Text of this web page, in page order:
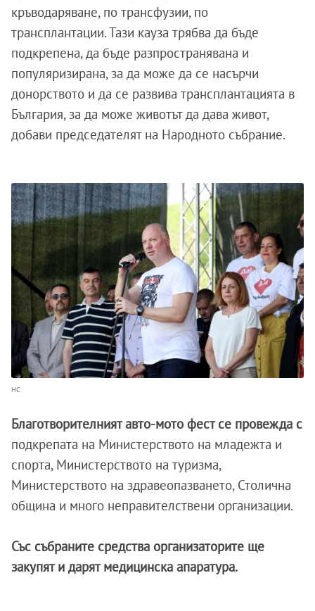
кръводаряване, по трансфузии, по
трансплантации. Тази кауза трябва да бъде
подкрепена, да бъде разпространявана и
популяризирана, за да може да се насърчи
донорството и да се развива трансплантацията в
България, за да може животът да дава живот,
добави председателят на Народното събрание.
НС
Благотворителният авто-мото фест се провежда с
подкрепата на Министерството на младежта и
спорта, Министерството на туризма,
Министерството на здравеопазването, Столична
община и много неправителствени организации.
Със събраните средства организаторите ще
закупят и дарят медицинска апаратура.